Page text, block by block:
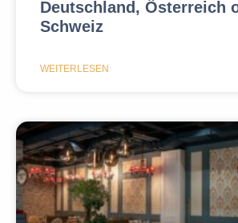
Deutschland, Österreich
Schweiz
WEITERLESEN